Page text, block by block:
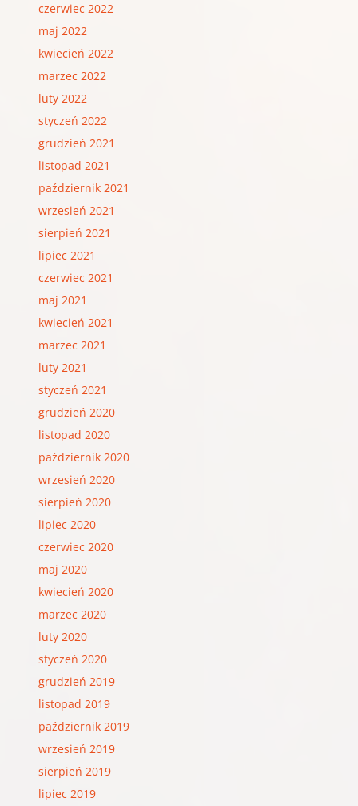
czerwiec 2022
maj 2022
kwiecień 2022
marzec 2022
luty 2022
styczeń 2022
grudzień 2021
listopad 2021
październik 2021
wrzesień 2021
sierpień 2021
lipiec 2021
czerwiec 2021
maj 2021
kwiecień 2021
marzec 2021
luty 2021
styczeń 2021
grudzień 2020
listopad 2020
październik 2020
wrzesień 2020
sierpień 2020
lipiec 2020
czerwiec 2020
maj 2020
kwiecień 2020
marzec 2020
luty 2020
styczeń 2020
grudzień 2019
listopad 2019
październik 2019
wrzesień 2019
sierpień 2019
lipiec 2019